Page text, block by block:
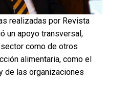
realizadas por Revista
un apoyo transversal,
como de otros
alimentaria, como el
de las organizaciones